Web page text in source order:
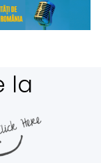
la